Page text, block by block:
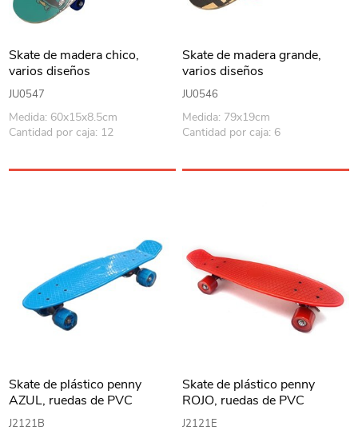
Skate de madera chico,
varios diseños
JU0547
Medida: 60x15x8.5cm
Cantidad por caja: 12
Skate de madera grande,
varios diseños
JU0546
Medida: 79x19cm
Cantidad por caja: 6
Skate de plástico penny
AZUL, ruedas de PVC
anchas, trucks de metal
J2121B
Skate de plástico penny
ROJO, ruedas de PVC
anchas, trucks de metal
J2121E